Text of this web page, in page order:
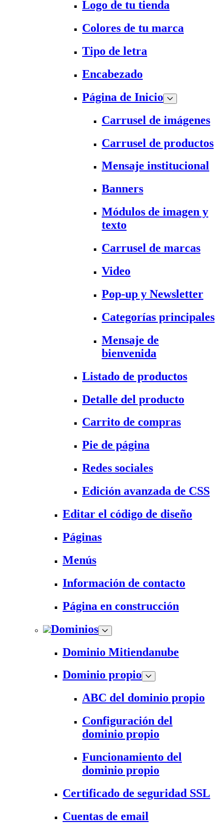
Logo de tu tienda
Colores de tu marca
Tipo de letra
Encabezado
Página de Inicio
Carrusel de imágenes
Carrusel de productos
Mensaje institucional
Banners
Módulos de imagen y
texto
Carrusel de marcas
Video
Pop-up y Newsletter
Categorías principales
Mensaje de
bienvenida
Listado de productos
Detalle del producto
Carrito de compras
Pie de página
Redes sociales
Edición avanzada de CSS
Editar el código de diseño
Páginas
Menús
Información de contacto
Página en construcción
Dominios
Dominio Mitiendanube
Dominio propio
ABC del dominio propio
Configuración del
dominio propio
Funcionamiento del
dominio propio
Certificado de seguridad SSL
Cuentas de email